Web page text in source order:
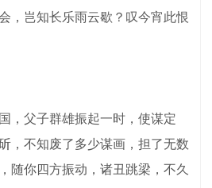
，岂知长乐雨云歇？叹今宵此恨
父子群雄振起一时，使谋定
，不知废了多少谋画，担了无数
随你四方振动，诸丑跳梁，不久